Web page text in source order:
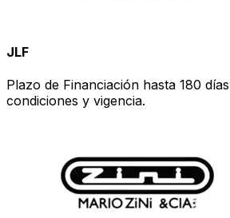
JLF
Plazo de Financiación hasta 180
condiciones y vigencia.